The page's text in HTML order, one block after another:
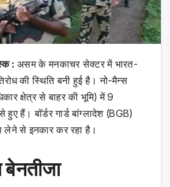
: असम के मनकाचर सेक्टर में भारत-
की स्थिति बनी हुई है। नो-मैन्स
क्षेत्र से बाहर की भूमि) में 9
हुए हैं। बॉर्डर गार्ड बांग्लादेश (BGB)
लेने से इनकार कर रहा है।
बेनतीजा